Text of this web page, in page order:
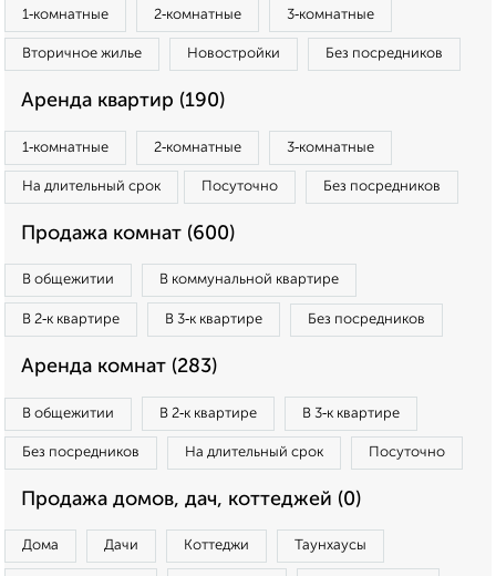
1‑комнатные 2‑комнатные 3‑комнатные
Вторичное жилье Новостройки Без посредников
Аренда квартир (190)
1‑комнатные 2‑комнатные 3‑комнатные
На длительный срок Посуточно Без посредников
Продажа комнат (600)
В общежитии В коммунальной квартире
В 2‑к квартире В 3‑к квартире Без посредников
Аренда комнат (283)
В общежитии В 2‑к квартире В 3‑к квартире
Без посредников На длительный срок Посуточно
Продажа домов, дач, коттеджей (0)
Дома Дачи Коттеджи Таунхаусы